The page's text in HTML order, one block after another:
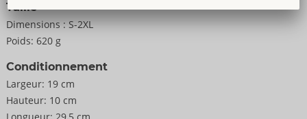
Taille
Dimensions : S-2XL
Poids: 620 g
Conditionnement
Largeur: 19 cm
Hauteur: 10 cm